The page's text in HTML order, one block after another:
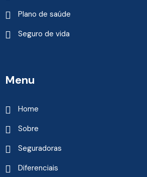
Plano de saúde
Seguro de vida
Menu
Home
Sobre
Seguradoras
Diferenciais